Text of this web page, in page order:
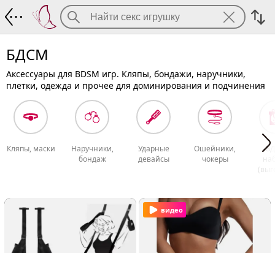
БДСМ
Аксессуары для BDSM игр. Кляпы, бондажи, наручники,
плетки, одежда и прочее для доминирования и подчинения
Кляпы, маски
Наручники,
бондаж
Ударные
девайсы
Ошейники,
чокеры
видео
БДСМ